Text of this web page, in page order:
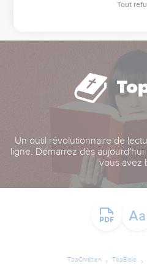
Un outil révolutionnaire de
ligne. Démarrez dès
vous avez
TopChrétien TopBible
Tout